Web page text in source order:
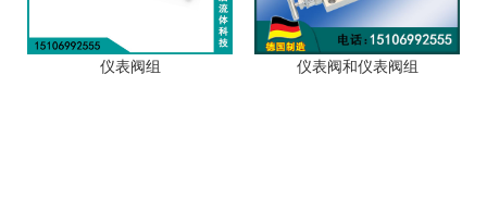
仪表阀组 仪表阀和仪表阀组